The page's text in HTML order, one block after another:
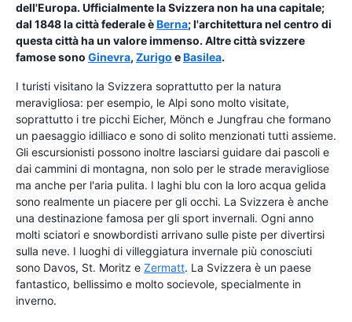
dell'Europa. Ufficialmente la Svizzera non ha una capitale;
dal 1848 la città federale èBerna; l'architettura nel centro di
questa città ha un valore immenso. Altre città svizzere
famose sono Ginevra, Zurigo eBasilea.
I turisti visitano la Svizzera soprattutto per la natura
meravigliosa: per esempio, le Alpi sono molto visitate,
soprattutto i tre picchi Eicher, Mönch e Jungfrau che formano
un paesaggio idilliaco e sono di solito menzionati tutti assieme.
Gli escursionisti possono inoltre lasciarsi guidare dai pascoli e
dai cammini di montagna, non solo per le strade meravigliose
ma anche per l'aria pulita. I laghi blu con la loro acqua gelida
sono realmente un piacere per gli occhi. La Svizzera è anche
una destinazione famosa per gli sport invernali. Ogni anno
molti sciatori e snowbordisti arrivano sulle piste per divertirsi
sulla neve. I luoghi di villeggiatura invernale più conosciuti
sono Davos, St. Moritz e Zermatt. La Svizzera è un paese
fantastico, bellissimo e molto socievole, specialmente in
inverno.